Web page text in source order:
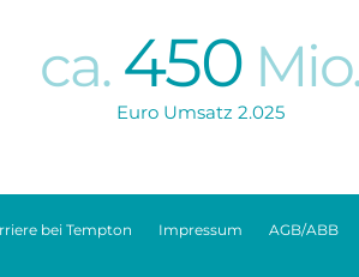
ca. 450
Euro Umsatz 2.025
bei Tempton Impressum AGB/ABB